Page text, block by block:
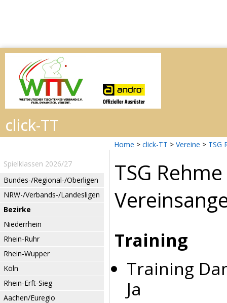
Home > click-TT > Vereine > TSG
Spielklassen 2026/27
Bundes-/Regional-/Oberligen
NRW-/Verbands-/Landesligen
Bezirke
Niederrhein
Rhein-Ruhr
Rhein-Wupper
Köln
Rhein-Erft-Sieg
Aachen/Euregio
TSG Rehme
Training
Training
Ja